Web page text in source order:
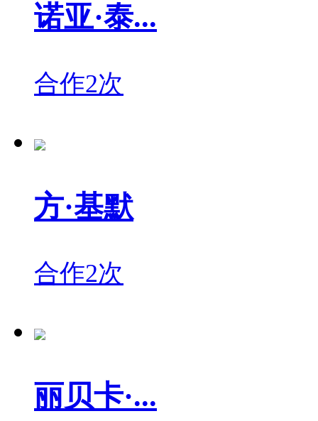
诺亚·泰...
合作2次
方·基默
合作2次
丽贝卡·...